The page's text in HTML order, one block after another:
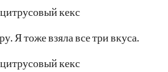
Я тоже взяла все три вкуса.